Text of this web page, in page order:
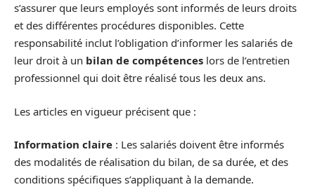
s’assurer que leurs employés sont informés de leurs droits
et des différentes procédures disponibles. Cette
responsabilité inclut l’obligation d’informer les salariés de
leur droit à un bilan de compétences lors de l’entretien
professionnel qui doit être réalisé tous les deux ans.
Les articles en vigueur précisent que :
Information claire : Les salariés doivent être informés
des modalités de réalisation du bilan, de sa durée, et des
conditions spécifiques s’appliquant à la demande.